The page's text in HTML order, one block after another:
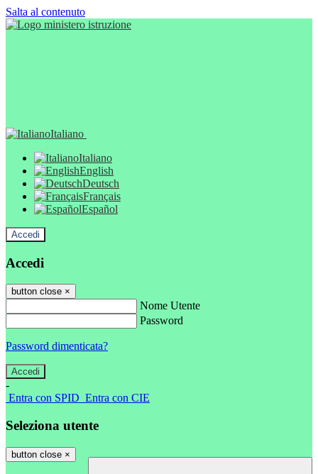
Salta al contenuto
Italiano
Italiano
English
Deutsch
Français
Español
Accedi
Accedi
button close ×
Nome Utente
Password
Password dimenticata?
-
Entra con SPID Entra con CIE
Seleziona utente
button close ×